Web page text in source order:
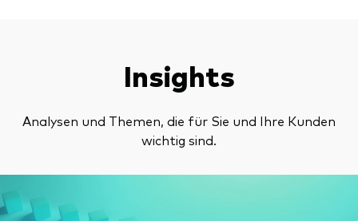
Insights
Analysen und Themen, die für Sie und Ihre Kunden
wichtig sind.